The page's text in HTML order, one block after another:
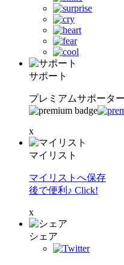
サポート
プレミアムサポーター
x
マイリスト
マイリストへ保存
後で便利♪ Click!
x
シェア